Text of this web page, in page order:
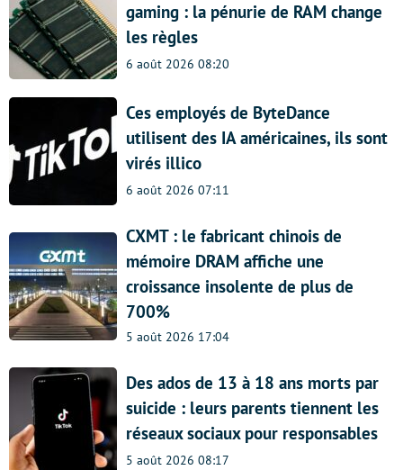
gaming : la pénurie de RAM change
les règles
6 août 2026 08:20
Ces employés de ByteDance
utilisent des IA américaines, ils sont
virés illico
6 août 2026 07:11
CXMT : le fabricant chinois de
mémoire DRAM affiche une
croissance insolente de plus de
700%
5 août 2026 17:04
Des ados de 13 à 18 ans morts par
suicide : leurs parents tiennent les
réseaux sociaux pour responsables
5 août 2026 08:17